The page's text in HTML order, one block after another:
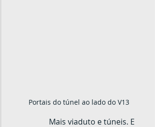
Portais do túnel ao lado do V13